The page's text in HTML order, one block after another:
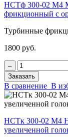
НСТф 300-02 М4
фрикционный с
Турбинные
1800 руб.
‒
Заказать
В сравнение В
НСТк 300-02 М4
увеличенной